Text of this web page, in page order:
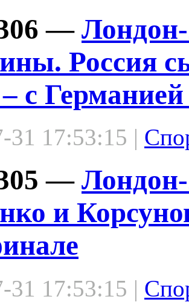
—
Россия
Германией
31 17:53:15 |
—
и
31 17:53:15 |